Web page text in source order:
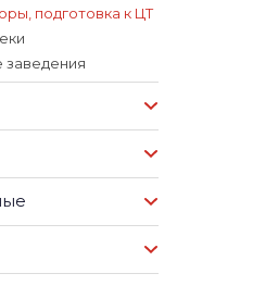
подготовка к ЦТ